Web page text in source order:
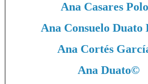
Ana Casares Polo
Ana Consuelo Duato
Ana Cortés
Ana Duato©